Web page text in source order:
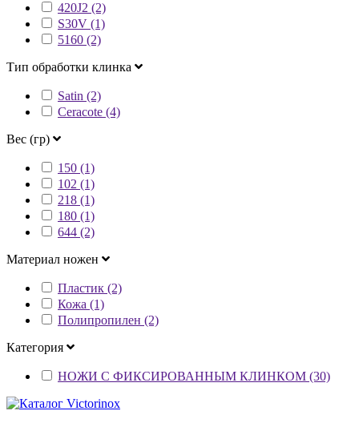
420J2 (2)
S30V (1)
5160 (2)
Тип обработки клинка
Satin (2)
Ceracote (4)
Вес (гр)
150 (1)
102 (1)
218 (1)
180 (1)
644 (2)
Материал ножен
Пластик (2)
Кожа (1)
Полипропилен (2)
Категория
НОЖИ С ФИКСИРОВАННЫМ КЛИНКОМ (30)